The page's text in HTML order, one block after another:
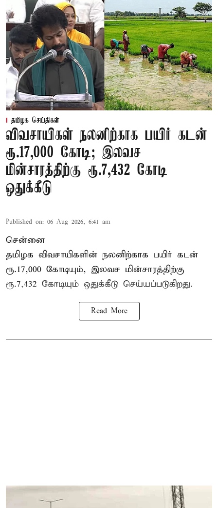
தமிழக செய்திகள்
விவசாயிகள் நலனிற்காக பயிர் கடன்
ரூ.17,000 கோடி; இலவச
மின்சாரத்திற்கு ரூ.7,432 கோடி
ஒதுக்கீடு
Published on: 06 Aug 2026, 6:41 am
சென்னை
தமிழக விவசாயிகளின் நலனிற்காக பயிர் கடன்
ரூ.17,000 கோடியும், இலவச மின்சாரத்திற்கு
ரூ.7,432 கோடியும் ஒதுக்கீடு செய்யப்படுகிறது.
Read More